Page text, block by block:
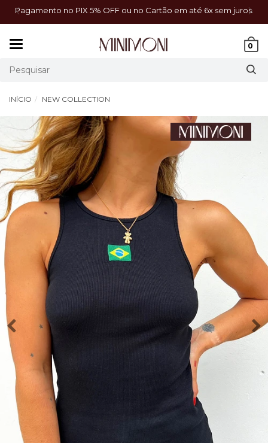
Pagamento no PIX 5% OFF ou no Cartão em até 6x sem juros.
0
INÍCIO NEW COLLECTION